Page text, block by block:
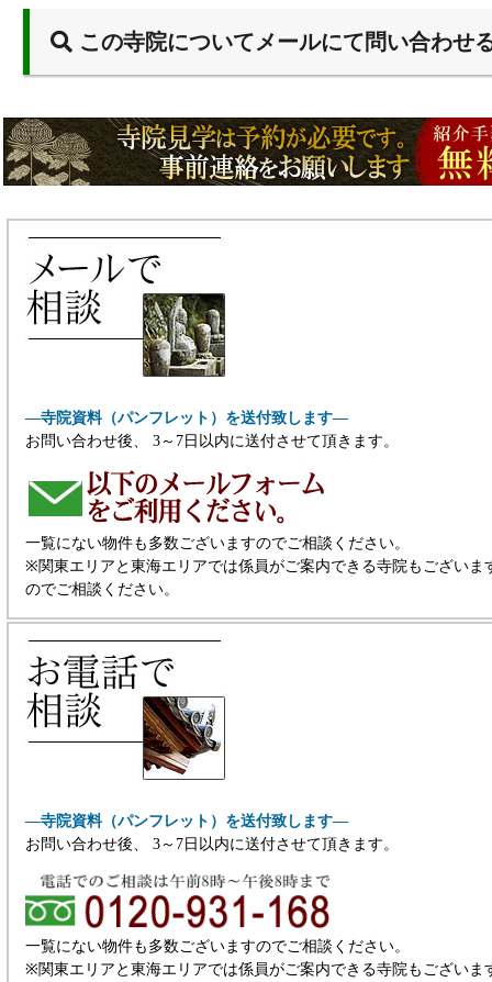
この寺院についてメールにて問い合わせ
―寺院資料（パンフレット）を送付致します―
お問い合わせ後、 3～7日以内に送付させて頂きます。
一覧にない物件も多数ございますのでご相談ください。
※関東エリアと東海エリアでは係員がご案内できる寺院もございま
のでご相談ください。
―寺院資料（パンフレット）を送付致します―
お問い合わせ後、 3～7日以内に送付させて頂きます。
一覧にない物件も多数ございますのでご相談ください。
※関東エリアと東海エリアでは係員がご案内できる寺院もございま